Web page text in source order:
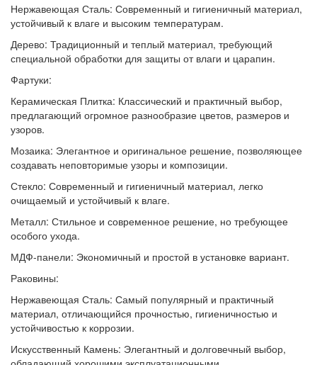
Нержавеющая Сталь: Современный и гигиеничный материал,
устойчивый к влаге и высоким температурам.
Дерево: Традиционный и теплый материал, требующий
специальной обработки для защиты от влаги и царапин.
Фартуки:
Керамическая Плитка: Классический и практичный выбор,
предлагающий огромное разнообразие цветов, размеров и
узоров.
Мозаика: Элегантное и оригинальное решение, позволяющее
создавать неповторимые узоры и композиции.
Стекло: Современный и гигиеничный материал, легко
очищаемый и устойчивый к влаге.
Металл: Стильное и современное решение, но требующее
особого ухода.
МДФ-панели: Экономичный и простой в установке вариант.
Раковины:
Нержавеющая Сталь: Самый популярный и практичный
материал, отличающийся прочностью, гигиеничностью и
устойчивостью к коррозии.
Искусственный Камень: Элегантный и долговечный выбор,